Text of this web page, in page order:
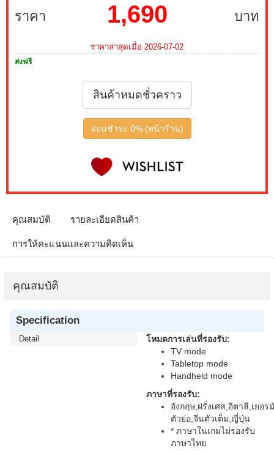
ราคา บาท
1,690
ราคาล่าสุดเมื่อ 2026-07-02
ส่งฟรี
สินค้าหมดชั่วคราว
ผ่อนชำระ 0% (หน้าร้าน)
คุณสมบัติ รายละเอียดสินค้า
การให้คะแนนและความคิดเห็น
คุณสมบัติ
Specification
Detail
โหมดการเล่นที่รองรับ:
TV mode
Tabletop mode
Handheld mode
ภาษาที่รองรับ:
อังกฤษ,ฝรั่งเศส,อิตาลี,เยอ
ตัวย่อ,จีนตัวเต็ม,ญี่ปุ่น
* ภาษาในเกมไม่รองรับ
ภาษาไทย